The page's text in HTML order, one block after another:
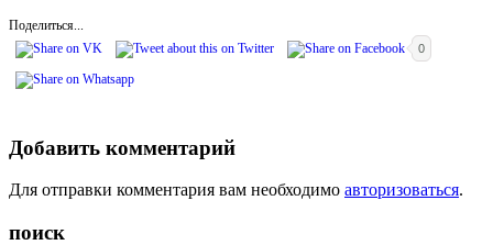
Поделиться...
0
Добавить комментарий
Для отправки комментария вам необходимо авторизоваться.
поиск